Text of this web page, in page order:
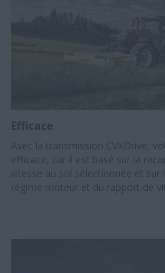
Efficace
Avec la transmission CVXDrive,
efficace, car il est basé sur la
vitesse au sol sélectionnée et
régime moteur et du rapport de